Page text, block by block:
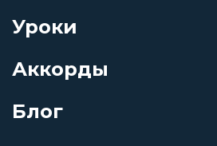
Прости
Просмотров: 10492 чел.
Уроки
Аккорды
Блог